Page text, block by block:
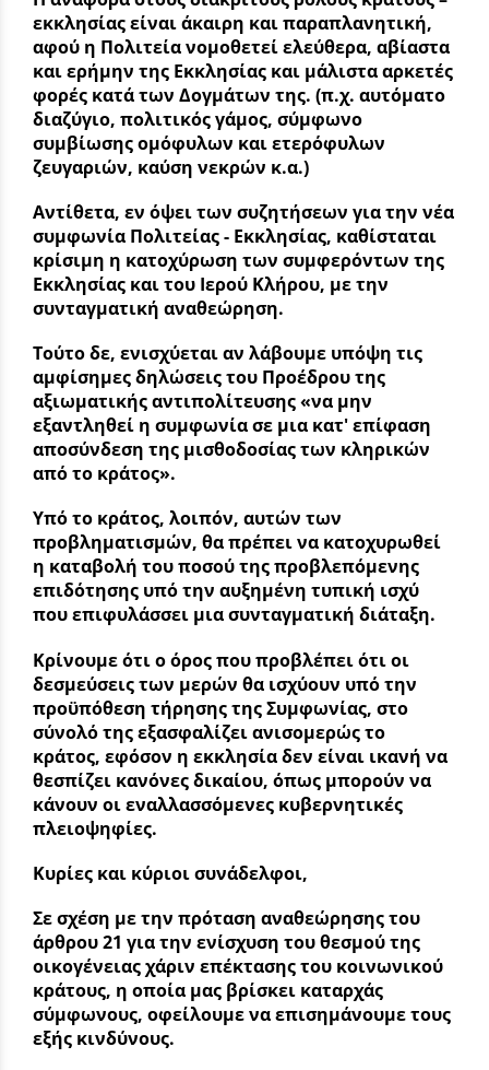
εκκλησίας είναι άκαιρη και παραπλανητική,
αφού η Πολιτεία νομοθετεί ελεύθερα, αβίαστα
και ερήμην της Εκκλησίας και μάλιστα αρκετές
φορές κατά των Δογμάτων της. (π.χ. αυτόματο
διαζύγιο, πολιτικός γάμος, σύμφωνο
συμβίωσης ομόφυλων και ετερόφυλων
ζευγαριών, καύση νεκρών κ.α.)
Αντίθετα, εν όψει των συζητήσεων για την νέα
συμφωνία Πολιτείας - Εκκλησίας, καθίσταται
κρίσιμη η κατοχύρωση των συμφερόντων της
Εκκλησίας και του Ιερού Κλήρου, με την
συνταγματική αναθεώρηση.
Τούτο δε, ενισχύεται αν λάβουμε υπόψη τις
αμφίσημες δηλώσεις του Προέδρου της
αξιωματικής αντιπολίτευσης «να μην
εξαντληθεί η συμφωνία σε μια κατ' επίφαση
αποσύνδεση της μισθοδοσίας των κληρικών
από το κράτος».
Υπό το κράτος, λοιπόν, αυτών των
προβληματισμών, θα πρέπει να κατοχυρωθεί
η καταβολή του ποσού της προβλεπόμενης
επιδότησης υπό την αυξημένη τυπική ισχύ
που επιφυλάσσει μια συνταγματική διάταξη.
Κρίνουμε ότι ο όρος που προβλέπει ότι οι
δεσμεύσεις των μερών θα ισχύουν υπό την
προϋπόθεση τήρησης της Συμφωνίας, στο
σύνολό της εξασφαλίζει ανισομερώς το
κράτος, εφόσον η εκκλησία δεν είναι ικανή να
θεσπίζει κανόνες δικαίου, όπως μπορούν να
κάνουν οι εναλλασσόμενες κυβερνητικές
πλειοψηφίες.
Κυρίες και κύριοι συνάδελφοι,
Σε σχέση με την πρόταση αναθεώρησης του
άρθρου 21 για την ενίσχυση του θεσμού της
οικογένειας χάριν επέκτασης του κοινωνικού
κράτους, η οποία μας βρίσκει καταρχάς
σύμφωνους, οφείλουμε να επισημάνουμε τους
εξής κινδύνους.